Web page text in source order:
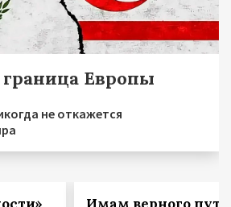
Европы
не откажется